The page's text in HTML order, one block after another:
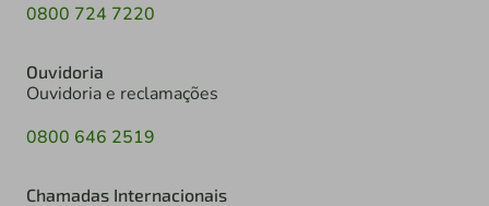
0800 724 7220
Ouvidoria
Ouvidoria e reclamações
0800 646 2519
Chamadas Internacionais